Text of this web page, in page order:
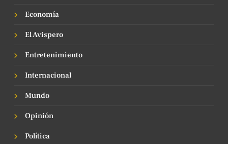
Economía
El Avispero
Entretenimiento
Internacional
Mundo
Opinión
Política